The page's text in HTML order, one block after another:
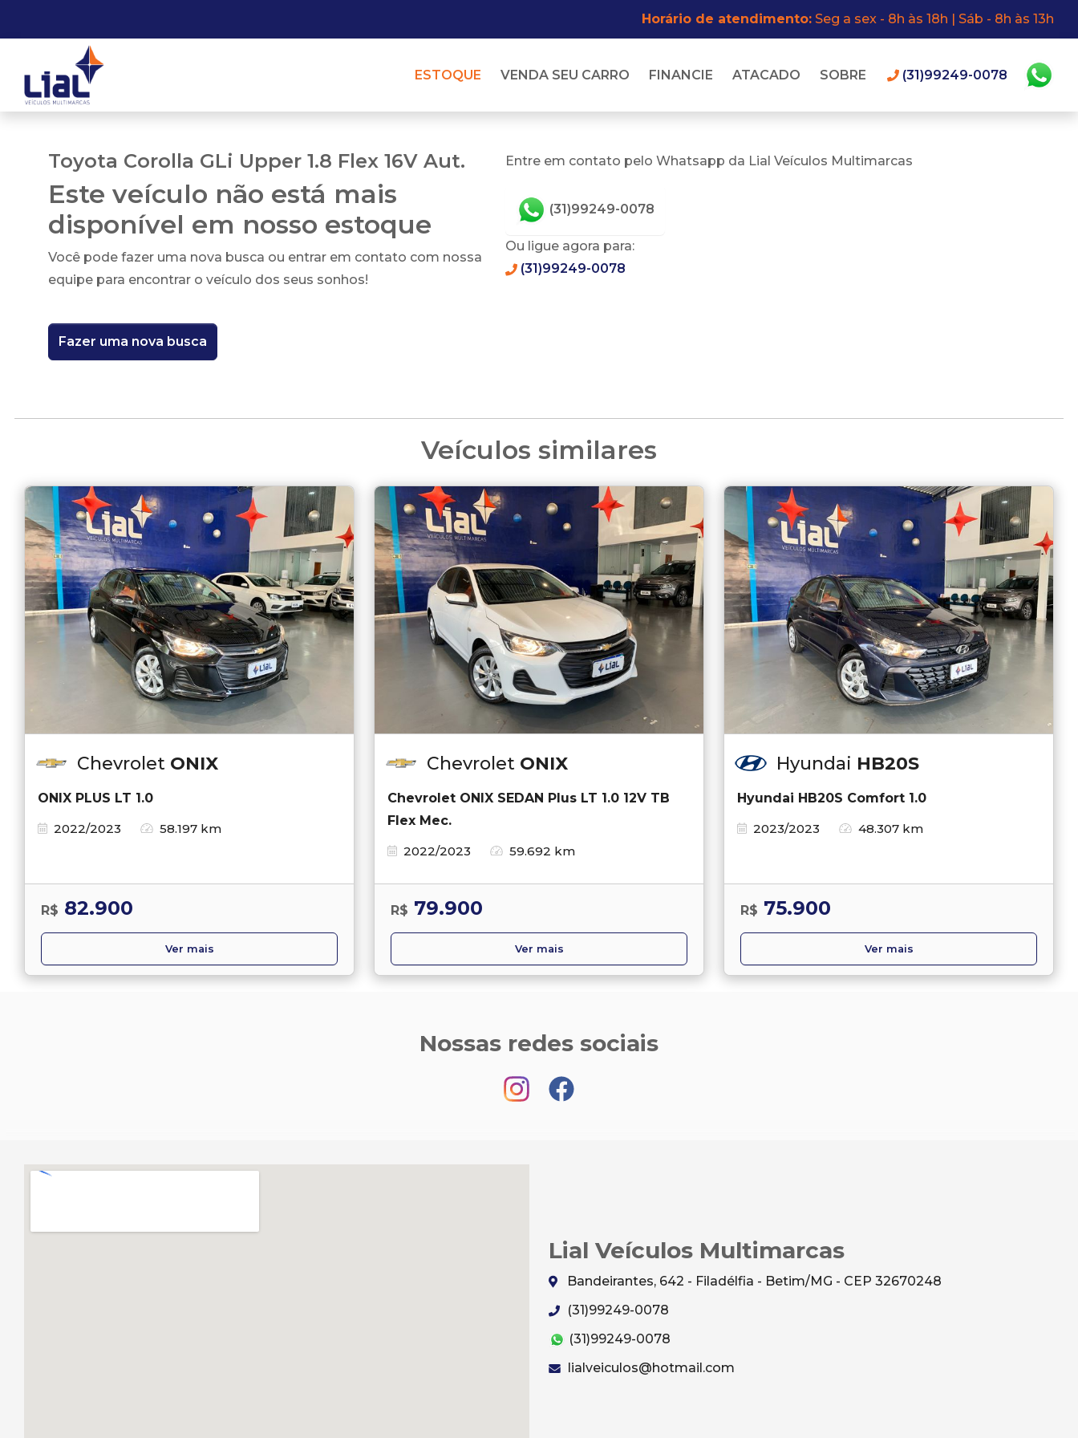
Horário de atendimento: Seg a sex - 8h às 18h | Sáb - 8h às 13h
ESTOQUE VENDA SEU CARRO FINANCIE ATACADO SOBRE (31)99249-0078
Toyota Corolla GLi Upper 1.8 Flex 16V Aut.
Este veículo não está mais
disponível em nosso estoque
Você pode fazer uma nova busca ou entrar em contato com nossa
equipe para encontrar o veículo dos seus sonhos!
Fazer uma nova busca
Entre em contato pelo Whatsapp da Lial Veículos Multimarcas
(31)99249-0078
Ou ligue agora para:
(31)99249-0078
Veículos similares
Chevrolet ONIX
ONIX PLUS LT 1.0
2022/2023
58.197 km
R$ 82.900
Ver mais
Chevrolet ONIX
Chevrolet ONIX SEDAN Plus LT 1.0 12V TB
Flex Mec.
2022/2023
59.692 km
R$ 79.900
Ver mais
Hyundai HB20S
Hyundai HB20S Comfort 1.0
2023/2023
48.307 km
R$ 75.900
Ver mais
Nossas redes sociais
Lial Veículos Multimarcas
Bandeirantes, 642 - Filadélfia - Betim/MG - CEP 32670248
(31)99249-0078
(31)99249-0078
lialveiculos@hotmail.com